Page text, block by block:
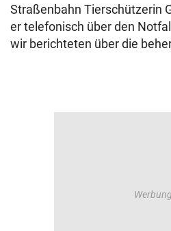
Straßenbahn Tierschützerin
er telefonisch über den
wir berichteten über die